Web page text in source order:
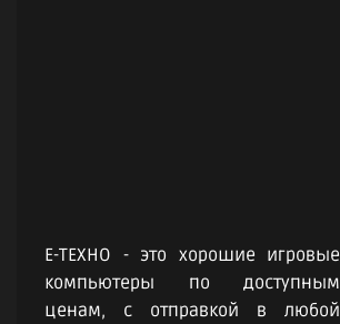
Е-ТЕХНО - это хорошие игровые
компьютеры по доступным
ценам, с отправкой в любой